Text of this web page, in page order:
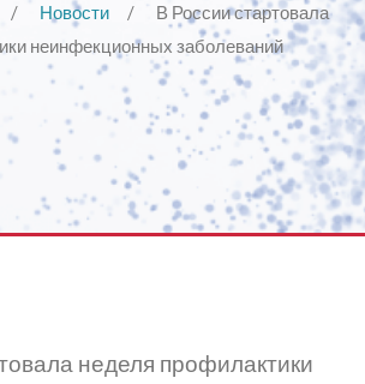
Новости
В России стартовала
неинфекционных заболеваний
неделя профилактики